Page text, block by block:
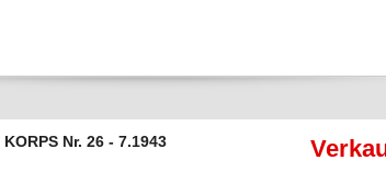
KORPS Nr. 26 - 7.1943